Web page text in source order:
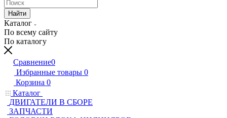
Найти
Каталог
По всему сайту
По каталогу
Сравнение0
Избранные товары 0
Корзина 0
Каталог
ДВИГАТЕЛИ В СБОРЕ
ЗАПЧАСТИ